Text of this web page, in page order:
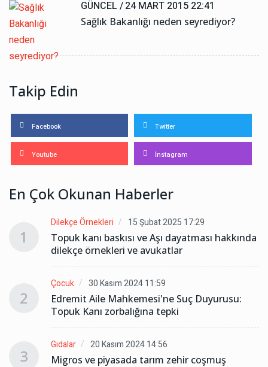
GÜNCEL /24 MART 2015 22:41
Sağlık Bakanlığı neden seyrediyor?
Takip Edin
Facebook Twitter
Youtube İnstagram
En Çok Okunan Haberler
1
Dilekçe Örnekleri 15 Şubat 2025 17:29
Topuk kanı baskısı ve Aşı dayatması hakkında
dilekçe örnekleri ve avukatlar
2
Çocuk 30 Kasım 2024 11:59
Edremit Aile Mahkemesi'ne Suç Duyurusu:
Topuk Kanı zorbalığına tepki
3
Gıdalar 20 Kasım 2024 14:56
Migros ve piyasada tarım zehir coşmuş